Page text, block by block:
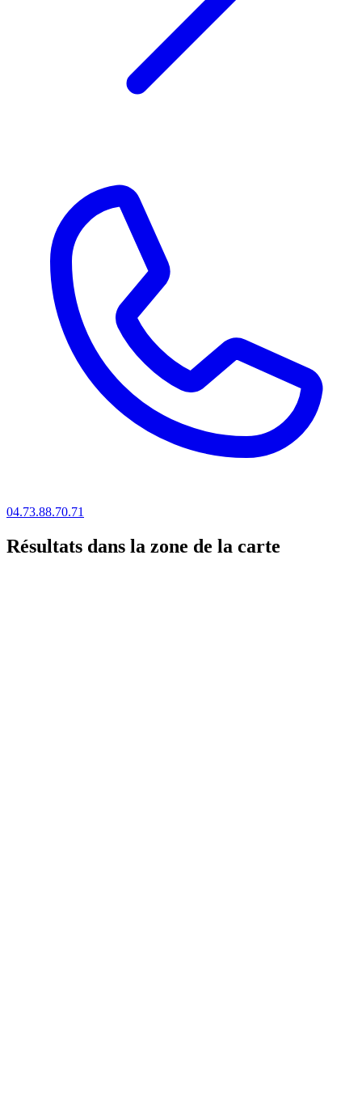
04.73.88.70.71
Résultats dans la zone de la carte